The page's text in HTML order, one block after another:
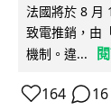
法國將於 8 月
致電推銷，由
機制。違...
164 16